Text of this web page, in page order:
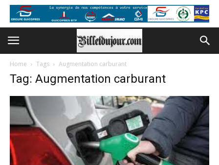
Home Tags Augmentation carburant
Tag: Augmentation carburant